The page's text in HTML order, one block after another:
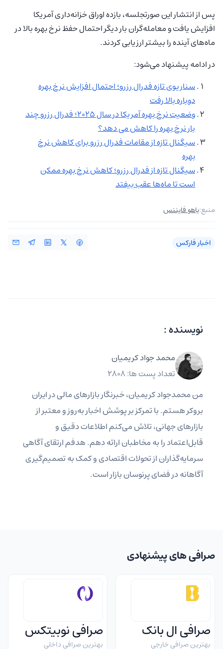
پس از انتشار این صورتجلسه، بازده اوراق خزانه‌داری آمریکا
افزایش یافت و معامله‌گران بار دیگر احتمال حفظ نرخ بهره بالا در
ماه‌های آینده را بیشتر ارزیابی کردند.
در ادامه پیشنهاد می‌شود:
سناریوی تازه فدرال رزرو؛ احتمال افزایش نرخ بهره
دوباره بالا رفت
وضعیت نرخ بهره آمریکا در سال ۲۰۲۵؛ فدرال رزرو چند
بار نرخ بهره را کاهش می دهد؟
سیگنال تازه از مقامات فدرال رزرو برای کاهش نرخ
بهره
سیگنال تازه از فدرال رزرو؛ کاهش نرخ بهره ممکن
است تا ماه‌ها عقب بیفتد
منبع:یاهو فایننس
اخبار فارکس
نویسنده :
محمد جواد کریمیان
تعداد پست ها: 2808
من محمدجواد کریمیان، خبرنگار بازارهای مالی در ایران
بروکر هستم. با تمرکز بر پوشش اخبار به‌روز و معتبر از
بازارهای جهانی، تلاش می‌کنم اطلاعات دقیق و
قابل‌اعتماد را به مخاطبان ارائه دهم. هدفم ارتقای آگاهی
سرمایه‌گذاران از تحولات اقتصادی و کمک به تصمیم‌گیری
آگاهانه در فضای پرنوسان بازار است.
صرافی های پیشنهادی
صرافی ال بانک
بهترین صرافی خارجی
صرافی نوبیتکس
بهترین صرافی داخلی